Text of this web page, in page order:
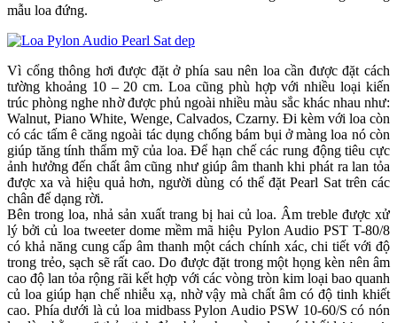
mẫu loa đứng.
Vì cổng thông hơi được đặt ở phía sau nên loa cần được đặt cách
tường khoảng 10 – 20 cm. Loa cũng phù hợp với nhiều loại kiến
trúc phòng nghe nhờ được phủ ngoài nhiều màu sắc khác nhau như:
Walnut, Piano White, Wenge, Calvados, Czarny. Đi kèm với loa còn
có các tấm ê căng ngoài tác dụng chống bám bụi ở màng loa nó còn
giúp tăng tính thẩm mỹ của loa. Để hạn chế các rung động tiêu cực
ảnh hưởng đến chất âm cũng như giúp âm thanh khi phát ra lan tỏa
được xa và hiệu quả hơn, người dùng có thể đặt Pearl Sat trên các
chân đế dạng rời.
Bên trong loa, nhả sản xuất trang bị hai củ loa. Âm treble được xử
lý bởi củ loa tweeter dome mềm mã hiệu Pylon Audio PST T-80/8
có khả năng cung cấp âm thanh một cách chính xác, chi tiết với độ
trong trẻo, sạch sẽ rất cao. Do được đặt trong một họng kèn nên âm
cao độ lan tỏa rộng rãi kết hợp với các vòng tròn kim loại bao quanh
củ loa giúp hạn chế nhiễu xạ, nhờ vậy mà chất âm có độ tinh khiết
cao. Phía dưới là củ loa midbass Pylon Audio PSW 10-60/S có nón